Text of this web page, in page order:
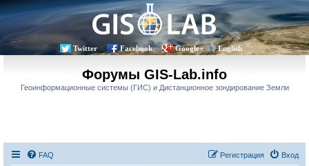
Twitter Facebook Google+ English
Форумы GIS-Lab.info
Геоинформационные системы (ГИС) и Дистанционное зондирование Земли
FAQ Вход
Регистрация